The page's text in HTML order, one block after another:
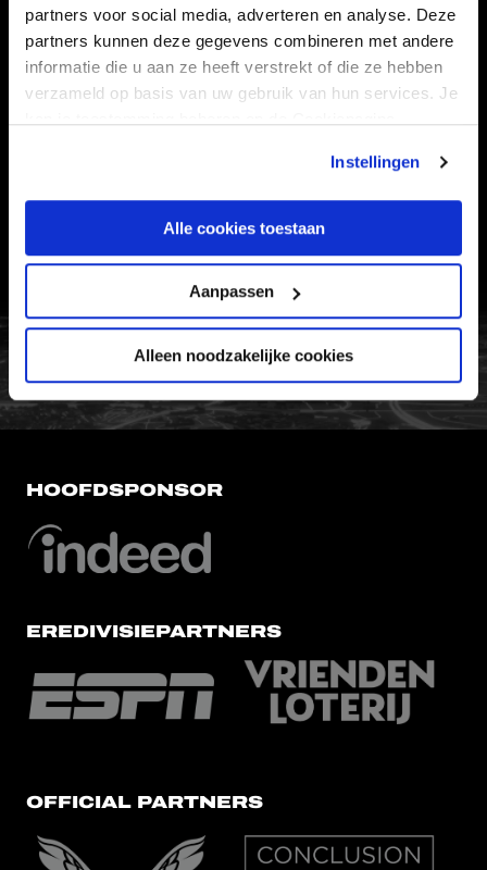
partners voor social media, adverteren en analyse. Deze
partners kunnen deze gegevens combineren met andere
informatie die u aan ze heeft verstrekt of die ze hebben
verzameld op basis van uw gebruik van hun services. Je
Instellingen
Alle cookies toestaan
Aanpassen
Alleen noodzakelijke cookies
Informatie
VERTROUWENSPERSOON
FC Utrecht<br>vanuit<br>het
HOOFDSPONSOR
EREDIVISIEPARTNERS
OFFICIAL PARTNERS